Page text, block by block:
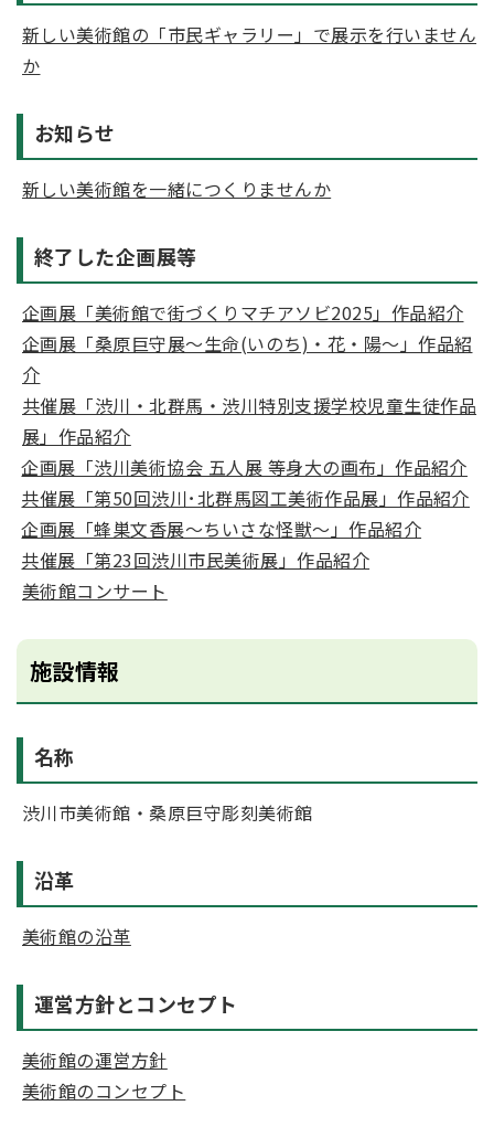
新しい美術館の「市民ギャラリー」で展示を行いません
か
お知らせ
新しい美術館を一緒につくりませんか
終了した企画展等
企画展「美術館で街づくりマチアソビ2025」作品紹介
企画展「桑原巨守展～生命(いのち)・花・陽～」作品紹
介
共催展「渋川・北群馬・渋川特別支援学校児童生徒作品
展」作品紹介
企画展「渋川美術協会 五人展 等身大の画布」作品紹介
共催展「第50回渋川･北群馬図工美術作品展」作品紹介
企画展「蜂巣文香展～ちいさな怪獣～」作品紹介
共催展「第23回渋川市民美術展」作品紹介
美術館コンサート
施設情報
名称
渋川市美術館・桑原巨守彫刻美術館
沿革
美術館の沿革
運営方針とコンセプト
美術館の運営方針
美術館のコンセプト